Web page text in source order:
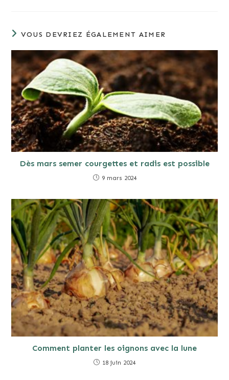
VOUS DEVRIEZ ÉGALEMENT AIMER
Dès mars semer courgettes et radis est possible
9 mars 2024
Comment planter les oignons avec la lune
18 juin 2024